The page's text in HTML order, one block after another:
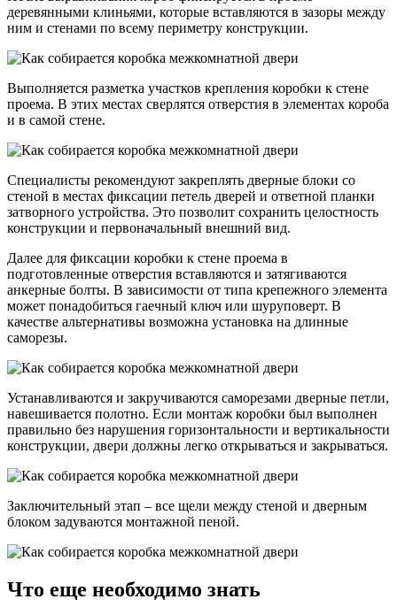
деревянными клиньями, которые вставляются в зазоры между
ним и стенами по всему периметру конструкции.
Выполняется разметка участков крепления коробки к стене
проема. В этих местах сверлятся отверстия в элементах короба
и в самой стене.
Специалисты рекомендуют закреплять дверные блоки со
стеной в местах фиксации петель дверей и ответной планки
затворного устройства. Это позволит сохранить целостность
конструкции и первоначальный внешний вид.
Далее для фиксации коробки к стене проема в
подготовленные отверстия вставляются и затягиваются
анкерные болты. В зависимости от типа крепежного элемента
может понадобиться гаечный ключ или шуруповерт. В
качестве альтернативы возможна установка на длинные
саморезы.
Устанавливаются и закручиваются саморезами дверные петли,
навешивается полотно. Если монтаж коробки был выполнен
правильно без нарушения горизонтальности и вертикальности
конструкции, двери должны легко открываться и закрываться.
Заключительный этап – все щели между стеной и дверным
блоком задуваются монтажной пеной.
Что еще необходимо знать